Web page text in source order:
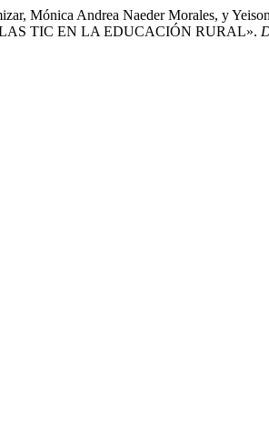
Mónica Andrea Naeder Morales, y
TIC EN LA EDUCACIÓN RURAL».